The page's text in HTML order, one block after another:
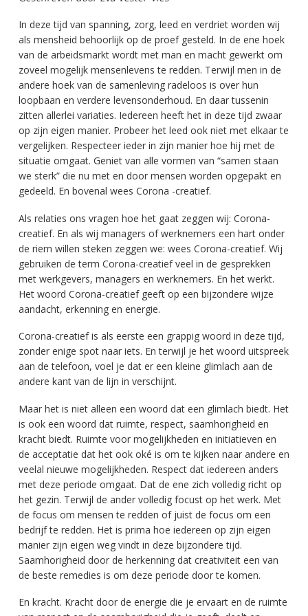
In deze tijd van spanning, zorg, leed en verdriet worden wij
als mensheid behoorlijk op de proef gesteld. In de ene hoek
van de arbeidsmarkt wordt met man en macht gewerkt om
zoveel mogelijk mensenlevens te redden. Terwijl men in de
andere hoek van de samenleving radeloos is over hun
loopbaan en verdere levensonderhoud. En daar tussenin
zitten allerlei variaties. Iedereen heeft het in deze tijd zwaar
op zijn eigen manier. Probeer het leed ook niet met elkaar te
vergelijken. Respecteer ieder in zijn manier hoe hij met de
situatie omgaat. Geniet van alle vormen van “samen staan
we sterk” die nu met en door mensen worden opgepakt en
gedeeld. En bovenal wees Corona -creatief.
Als relaties ons vragen hoe het gaat zeggen wij: Corona-
creatief. En als wij managers of werknemers een hart onder
de riem willen steken zeggen we: wees Corona-creatief. Wij
gebruiken de term Corona-creatief veel in de gesprekken
met werkgevers, managers en werknemers. En het werkt.
Het woord Corona-creatief geeft op een bijzondere wijze
aandacht, erkenning en energie.
Corona-creatief is als eerste een grappig woord in deze tijd,
zonder enige spot naar iets. En terwijl je het woord uitspreek
aan de telefoon, voel je dat er een kleine glimlach aan de
andere kant van de lijn in verschijnt.
Maar het is niet alleen een woord dat een glimlach biedt. Het
is ook een woord dat ruimte, respect, saamhorigheid en
kracht biedt. Ruimte voor mogelijkheden en initiatieven en
de acceptatie dat het ook oké is om te kijken naar andere en
veelal nieuwe mogelijkheden. Respect dat iedereen anders
met deze periode omgaat. Dat de ene zich volledig richt op
het gezin. Terwijl de ander volledig focust op het werk. Met
de focus om mensen te redden of juist de focus om een
bedrijf te redden. Het is prima hoe iedereen op zijn eigen
manier zijn eigen weg vindt in deze bijzondere tijd.
Saamhorigheid door de herkenning dat creativiteit een van
de beste remedies is om deze periode door te komen.
En kracht. Kracht door de energie die je ervaart en de ruimte